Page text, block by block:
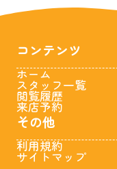
コンテンツ
ホーム
スタッフ一覧
閲覧履歴
来店予約
その他
利用規約
サイトマップ